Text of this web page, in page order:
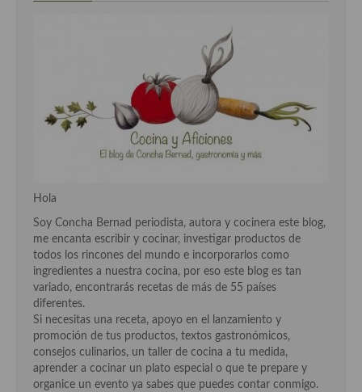
Hola
Soy Concha Bernad periodista, autora y cocinera este blog,
me encanta escribir y cocinar, investigar productos de
todos los rincones del mundo e incorporarlos como
ingredientes a nuestra cocina, por eso este blog es tan
variado, encontrarás recetas de más de 55 países
diferentes.
Si necesitas una receta, apoyo en el lanzamiento y
promoción de tus productos, textos gastronómicos,
consejos culinarios, un taller de cocina a tu medida,
aprender a cocinar un plato especial o que te prepare y
organice un evento ya sabes que puedes contar conmigo.